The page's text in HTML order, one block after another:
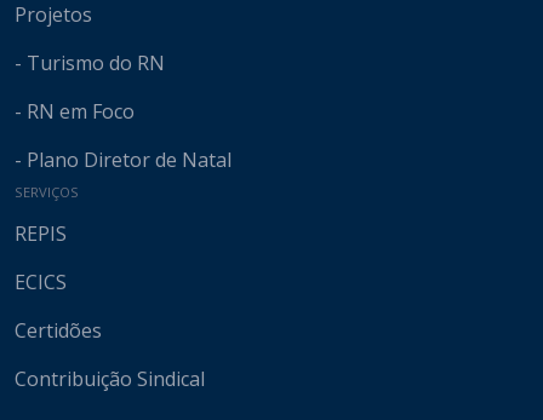
Projetos
- Turismo do RN
- RN em Foco
- Plano Diretor de Natal
SERVIÇOS
REPIS
ECICS
Certidões
Contribuição Sindical